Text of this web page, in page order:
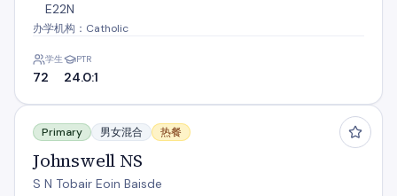
E22N
办学机构：Catholic
学生
72
PTR
24.0:1
Johnswell NS
Primary 男女混合 热餐
Johnswell NS
S N Tobair Eoin Baisde